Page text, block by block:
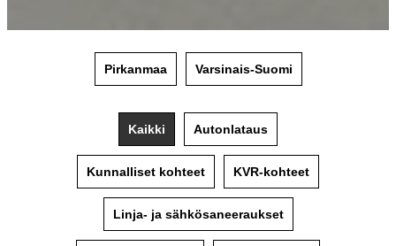
Pirkanmaa Varsinais-Suomi
Kaikki Autonlataus
Kunnalliset kohteet KVR-kohteet
Linja- ja sähkösaneeraukset